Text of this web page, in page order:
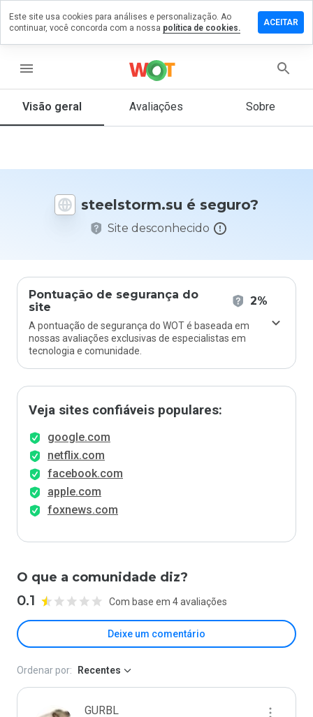
menu
Visão geral Avaliações Sobre
steelstorm.su é seguro?
Site desconhecido
Pontuação de segurança do
site
2%
A pontuação de segurança do WOT é baseada em
nossas avaliações exclusivas de especialistas em
tecnologia e comunidade.
Veja sites confiáveis populares:
google.com
netflix.com
facebook.com
apple.com
foxnews.com
O que a comunidade diz?
0.1 Com base em 4 avaliações
Deixe um comentário
um
que
Ordenar por: Recentes
GURBL
Este site usa cookies para análises e personalização. Ao
continuar, você concorda com a nossa política de cookies.
ACEITAR